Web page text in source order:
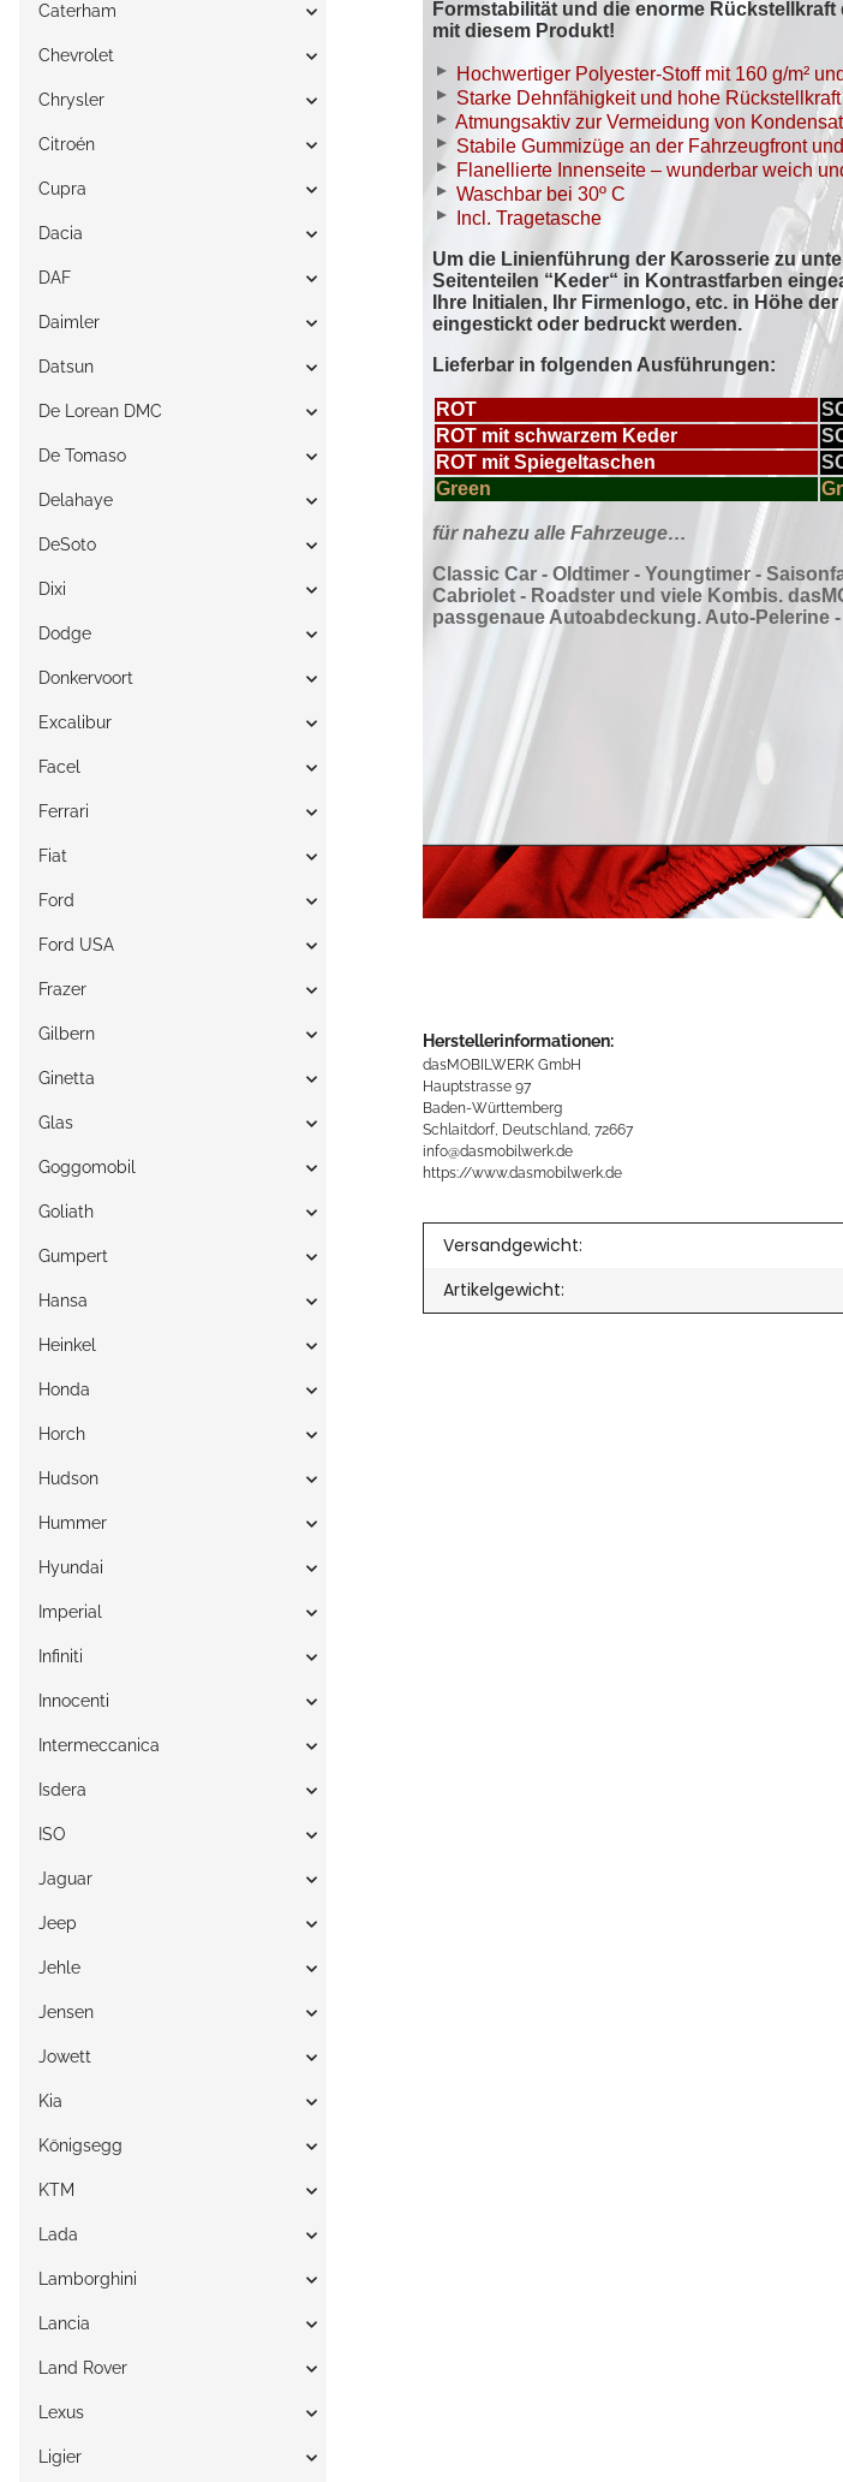
Herstellerinformationen:
dasMOBILWERK GmbH
Hauptstrasse 97
Baden-Württemberg
Schlaitdorf, Deutschland, 72667
info@dasmobilwerk.de
https://www.dasmobilwerk.de
Versandgewicht:
Artikelgewicht:
Caterham
Chevrolet
Chrysler
Citroén
Cupra
Dacia
DAF
Daimler
Datsun
De Lorean DMC
De Tomaso
Delahaye
DeSoto
Dixi
Dodge
Donkervoort
Excalibur
Facel
Ferrari
Fiat
Ford
Ford USA
Frazer
Gilbern
Ginetta
Glas
Goggomobil
Goliath
Gumpert
Hansa
Heinkel
Honda
Horch
Hudson
Hummer
Hyundai
Imperial
Infiniti
Innocenti
Intermeccanica
Isdera
ISO
Jaguar
Jeep
Jehle
Jensen
Jowett
Kia
Königsegg
KTM
Lada
Lamborghini
Lancia
Land Rover
Lexus
Ligier